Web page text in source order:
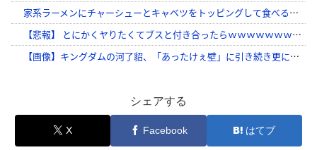
シェアする
X Facebook はてブ